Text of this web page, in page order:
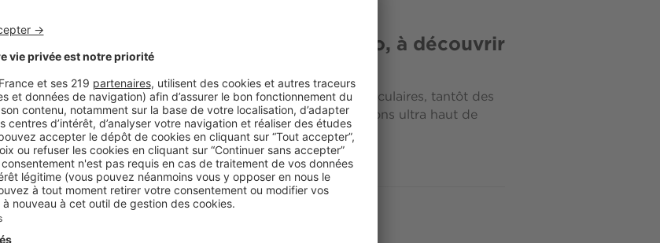
Les plus belles villas de luxe à Monaco, à découvrir
sur Belles Demeures
À Monaco, les villas de luxe offrent tantôt des vues spectaculaires, tantôt des
architectures exceptionnelles…, mais toujours des prestations ultra haut de
gamme. Découvrez notre sélection de biens...